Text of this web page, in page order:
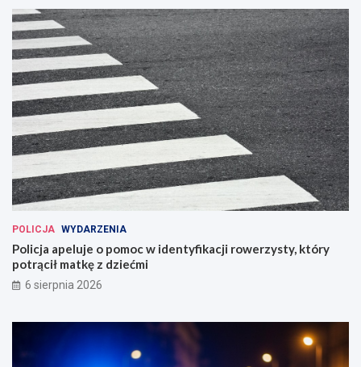
POLICJA WYDARZENIA
Policja apeluje o pomoc w identyfikacji rowerzysty, który
potrącił matkę z dziećmi
6 sierpnia 2026